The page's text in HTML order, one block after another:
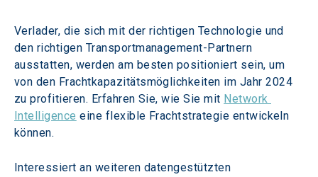
Verlader, die sich mit der richtigen Technologie und
den richtigen Transportmanagement-Partnern
ausstatten, werden am besten positioniert sein, um
von den Frachtkapazitätsmöglichkeiten im Jahr 2024
zu profitieren. Erfahren Sie, wie Sie mit Network
Intelligence eine flexible Frachtstrategie entwickeln
können.
Interessiert an weiteren datengestützten